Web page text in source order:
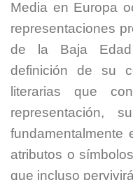
Media en Europa
representaciones
de la Baja
definición de su
literarias que
representación,
fundamentalmente
atributos o
que incluso